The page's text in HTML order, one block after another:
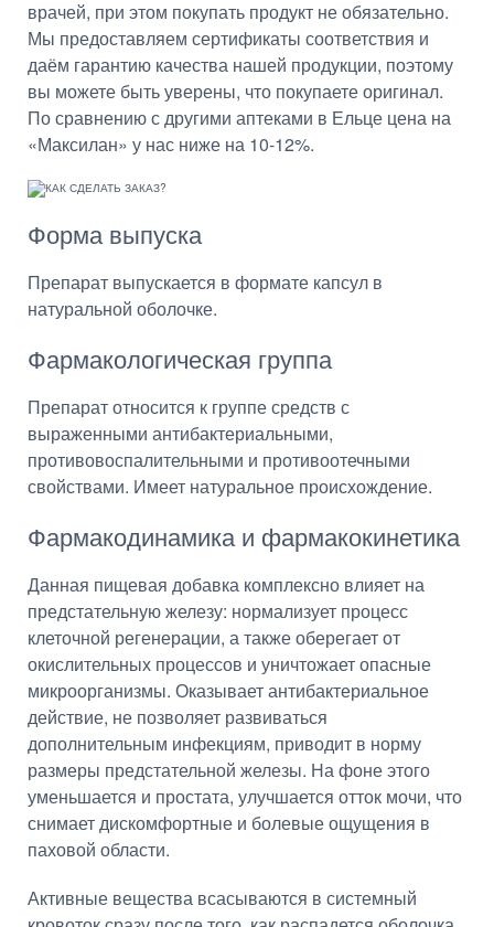
врачей, при этом покупать продукт не обязательно.
Мы предоставляем сертификаты соответствия и
даём гарантию качества нашей продукции, поэтому
вы можете быть уверены, что покупаете оригинал.
По сравнению с другими аптеками в Ельце цена на
«Максилан» у нас ниже на 10-12%.
Форма выпуска
Препарат выпускается в формате капсул в
натуральной оболочке.
Фармакологическая группа
Препарат относится к группе средств с
выраженными антибактериальными,
противовоспалительными и противоотечными
свойствами. Имеет натуральное происхождение.
Фармакодинамика и фармакокинетика
Данная пищевая добавка комплексно влияет на
предстательную железу: нормализует процесс
клеточной регенерации, а также оберегает от
окислительных процессов и уничтожает опасные
микроорганизмы. Оказывает антибактериальное
действие, не позволяет развиваться
дополнительным инфекциям, приводит в норму
размеры предстательной железы. На фоне этого
уменьшается и простата, улучшается отток мочи, что
снимает дискомфортные и болевые ощущения в
паховой области.
Активные вещества всасываются в системный